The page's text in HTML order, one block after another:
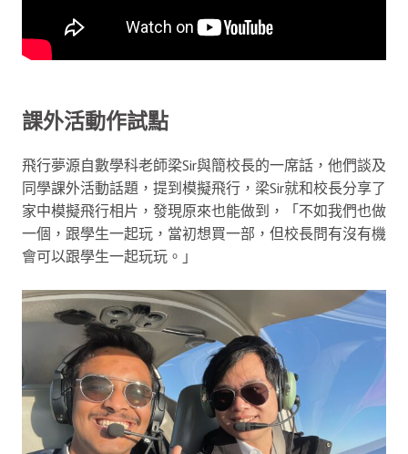
課外活動作試點
飛行夢源自數學科老師梁Sir與簡校長的一席話，他們談及
同學課外活動話題，提到模擬飛行，梁Sir就和校長分享了
家中模擬飛行相片，發現原來也能做到，「不如我們也做
一個，跟學生一起玩，當初想買一部，但校長問有沒有機
會可以跟學生一起玩玩。」